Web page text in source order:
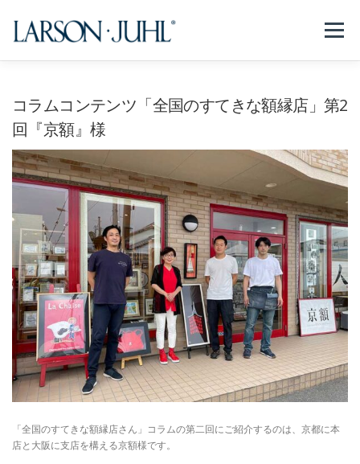
メニュー
取扱店リスト お問い合わせ 法人のお客様
EN/CN
コラムコンテンツ「全国のすてきな額縁店」第2
回『京額』様
「全国のすてきな額縁店さん」コラムの第二回にご紹介するのは、京都に本
店と大阪に支店を構える京額様です。